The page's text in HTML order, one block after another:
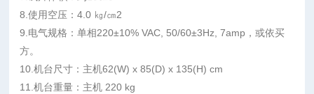
8.使用空压：4.0 ㎏/㎝2
9.电气规格：单相220±10% VAC, 50/60±3Hz, 7amp，或依买
方。
10.机台尺寸：主机62(W) x 85(D) x 135(H) cm
11.机台重量：主机 220 kg